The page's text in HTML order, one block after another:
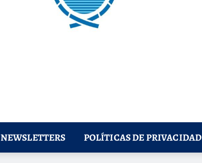
NEWSLETTERS POLÍTICAS DE PRIVACIDAD